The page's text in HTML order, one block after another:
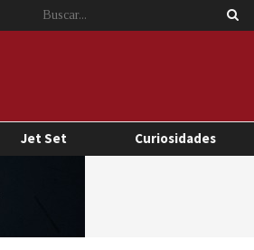
Jet Set Curiosidades